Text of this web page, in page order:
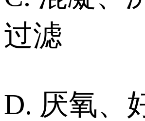
过滤
D. 厌氧、